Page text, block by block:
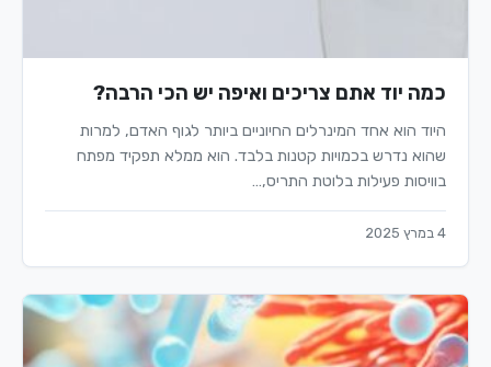
כמה יוד אתם צריכים ואיפה יש הכי הרבה?
היוד הוא אחד המינרלים החיוניים ביותר לגוף האדם, למרות
שהוא נדרש בכמויות קטנות בלבד. הוא ממלא תפקיד מפתח
בוויסות פעילות בלוטת התריס,…
4 במרץ 2025